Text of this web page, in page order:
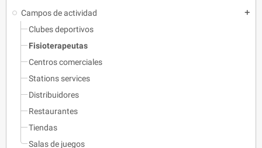
Campos de actividad
add
Clubes deportivos
Fisioterapeutas
Centros comerciales
Stations services
Distribuidores
Restaurantes
Tiendas
Salas de juegos